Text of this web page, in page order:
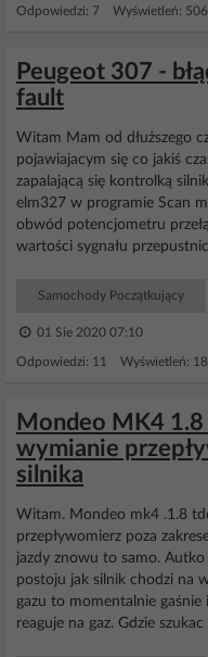
Odpowiedzi: 7 Wyświetleń:
Peugeot 307 -
fault
Witam Mam od dłuższego
pojawiajacym się co jakiś
zapalającą się kontrolką
elm327 w programie Scan
obwód potencjometru
wartości sygnału
Samochody Początkujący
01 Sie 2020 07:10
Odpowiedzi: 11 Wyświetleń:
Mondeo MK4 1.8
wymianie
silnika
Witam. Mondeo mk4 .1.8
przepływomierz poza
jazdy znowu to samo.
postoju jak silnik chodzi na
gazu to momentalnie
reaguje na gaz. Gdzie